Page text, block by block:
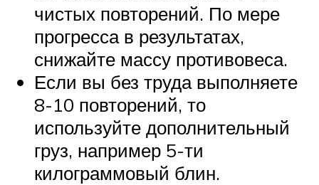
чистых повторений. По мере
прогресса в результатах,
снижайте массу противовеса.
Если вы без труда выполняете
8-10 повторений, то
используйте дополнительный
груз, например 5-ти
килограммовый блин.